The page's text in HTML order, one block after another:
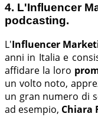
4. L'Influencer
podcasting.
L'Influencer
anni in Italia e
affidare la loro
un volto noto,
un gran numero di
ad esempio, Chiara